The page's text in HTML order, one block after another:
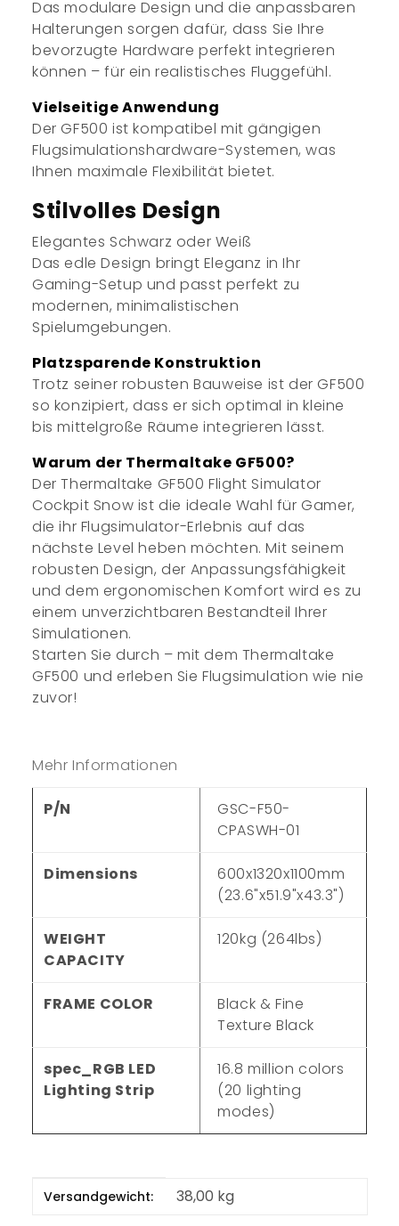
Das modulare Design und die anpassbaren
Halterungen sorgen dafür, dass Sie Ihre
bevorzugte Hardware perfekt integrieren
können – für ein realistisches Fluggefühl.
Vielseitige Anwendung
Der GF500 ist kompatibel mit gängigen
Flugsimulationshardware-Systemen, was
Ihnen maximale Flexibilität bietet.
Stilvolles Design
Elegantes Schwarz oder Weiß
Das edle Design bringt Eleganz in Ihr
Gaming-Setup und passt perfekt zu
modernen, minimalistischen
Spielumgebungen.
Platzsparende Konstruktion
Trotz seiner robusten Bauweise ist der GF500
so konzipiert, dass er sich optimal in kleine
bis mittelgroße Räume integrieren lässt.
Warum der Thermaltake GF500?
Der Thermaltake GF500 Flight Simulator
Cockpit Snow ist die ideale Wahl für Gamer,
die ihr Flugsimulator-Erlebnis auf das
nächste Level heben möchten. Mit seinem
robusten Design, der Anpassungsfähigkeit
und dem ergonomischen Komfort wird es zu
einem unverzichtbaren Bestandteil Ihrer
Simulationen.
Starten Sie durch – mit dem Thermaltake
GF500 und erleben Sie Flugsimulation wie nie
zuvor!
Mehr Informationen
P/N
GSC-F50-
CPASWH-01
Dimensions
600x1320x1100mm
(23.6"x51.9"x43.3")
WEIGHT
CAPACITY
120kg (264lbs)
FRAME COLOR
Black & Fine
Texture Black
spec_RGB LED
Lighting Strip
16.8 million colors
(20 lighting
modes)
Produkteigenschaft
Wert
Versandgewicht: 38,00 kg